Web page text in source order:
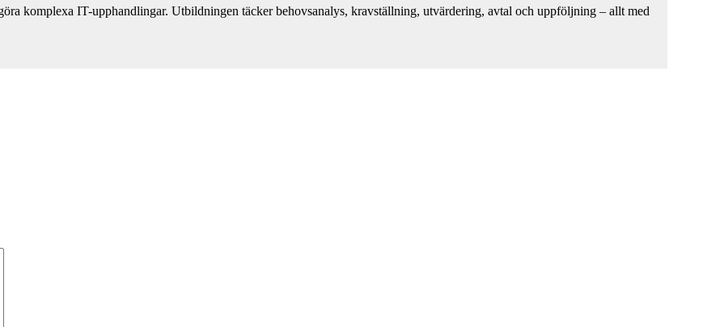
komplexa IT-upphandlingar. Utbildningen täcker behovsanalys, kravställning, utvärdering, avtal och uppföljning – allt med